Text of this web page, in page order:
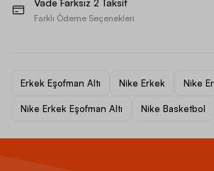
Farklı Ödeme Seçenekleri
Erkek Eşofman Altı Nike Erkek Nike
Nike Erkek Eşofman Altı Nike Basketbol